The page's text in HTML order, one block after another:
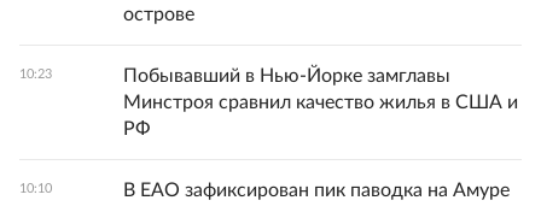
острове
10:23
Побывавший в Нью-Йорке замглавы
Минстроя сравнил качество жилья в США и
РФ
10:10 В ЕАО зафиксирован пик паводка на Амуре